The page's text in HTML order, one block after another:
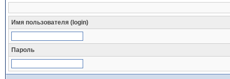
Имя пользователя (login)
Пароль